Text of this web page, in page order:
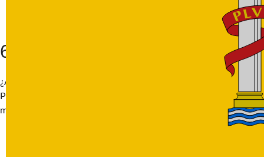
6. Pasa el día en la playa
¿A quién no le apetece un buen día de playa en Valencia? La
Playa de la Malvarrosa es la playa más popular de Valencia, con
mucho espacio para que los niños corran, jueguen y naden.